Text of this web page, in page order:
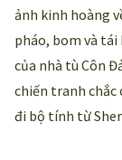
ảnh kinh hoàng
pháo, bom và
của nhà tù Côn
chiến tranh chắc
đi bộ tính từ